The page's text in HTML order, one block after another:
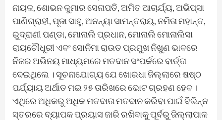
ନାୟକ, ଶୋଭନ କୁମାର ସେନାପତି, ଅମିତ ଆଚାର୍ଯ୍ୟ, ଅଭିପ୍‌ସା
ପାଣିଗ୍ରାହୀ, ପୂଜା ସାହୁ, ଅନନ୍ୟା ସାମନ୍ତରାୟ, ନମିତା ମହାନ୍ତ,
ରୁଦ୍ରାଣୀ ପଣ୍ଡା, ମୋନାଲି ପ୍ରଧାନ, ମୋନାଲି ମୋନାଲିସା
ରାୟଚୌଧୂରୀ ଏବଂ ସୋନିମା ରାଉତ ପ୍ରମୁଖ ନିଖୁଣ ଭାବରେ
ନିଜର ଅଭିନୟ ମାଧ୍ୟମରେ ମତଦାନ ସଂପର୍କରେ ବାର୍ତ୍ତା
ଦେଇଥିଲେ । ସୂଚନାଯୋଗ୍ୟ ଯେ ଖୋରଧା ଜିଲ୍ଲାରେ ଷଷ୍ଠ
ପର୍ଯ୍ୟାୟ ଅର୍ଥାତ ମଇ ୨୫ ତାରିଖରେ ଭୋଟ ଗ୍ରହଣ ହେବ ।
ଏଥିରେ ଅଧିକରୁ ଅଧିକ ମତଦାତା ମତଦାନ କରିବା ପାଇଁ ବିଭିନ୍ନ
ସ୍ତରରେ ବ୍ୟାପକ ପ୍ରୟାସ ଜାରି ରଖିବାକୁ ପୂର୍ବରୁ ଜିଲ୍ଲାପାଳ